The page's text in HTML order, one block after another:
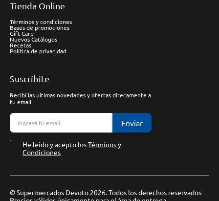
Tienda Online
Términos y condiciones
Bases de promociones
Gift Card
Nuevos Catálogos
Recetas
Política de privacidad
Suscríbite
Recibí las ultimas novedades y ofertas direcamente a
tu email
Enviar
He leído y acepto losTérminos y
Condiciones
© Supermercados Devoto 2026. Todos los derechos reservados